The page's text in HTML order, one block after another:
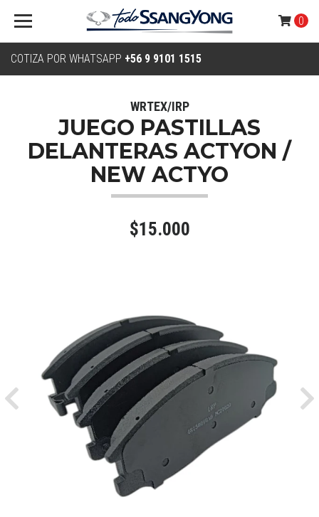
COTIZA POR WHATSAPP +56 9 9101 1515
0
WRTEX/IRP
JUEGO PASTILLAS
DELANTERAS ACTYON /
NEW ACTYO
$15.000
Previous